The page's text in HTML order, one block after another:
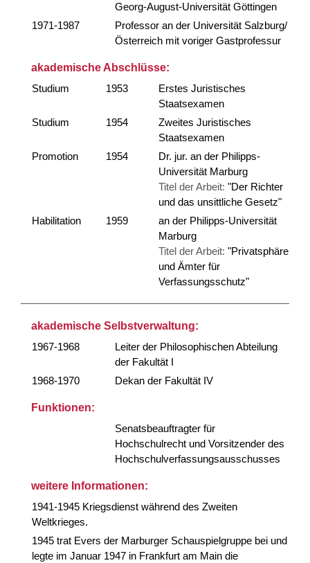
Georg-August-Universität Göttingen
1971-1987
Professor an der Universität Salzburg/
Österreich mit voriger Gastprofessur
akademische Abschlüsse:
Studium
1953
Erstes Juristisches
Staatsexamen
Studium
1954
Zweites Juristisches
Staatsexamen
Promotion
1954
Dr. jur. an der Philipps-
Universität Marburg
Titel der Arbeit: "Der Richter
und das unsittliche Gesetz"
Habilitation
1959
an der Philipps-Universität
Marburg
Titel der Arbeit: "Privatsphäre
und Ämter für
Verfassungsschutz"
akademische Selbstverwaltung:
1967-1968
Leiter der Philosophischen Abteilung
der Fakultät I
1968-1970
Dekan der Fakultät IV
Funktionen:
Senatsbeauftragter für
Hochschulrecht und Vorsitzender des
Hochschulverfassungsausschusses
weitere Informationen:
1941-1945 Kriegsdienst während des Zweiten
Weltkrieges.
1945 trat Evers der Marburger Schauspielgruppe bei und
legte im Januar 1947 in Frankfurt am Main die